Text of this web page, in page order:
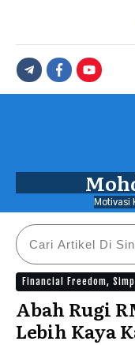
Motivasi
Financial Freedom,
Abah Rugi
Lebih Kaya